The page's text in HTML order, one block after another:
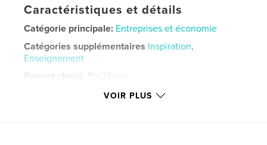
Caractéristiques et détails
Catégorie principale: Entreprises et économie
Catégories supplémentaires Inspiration,
Enseignement
Format choisi: 15×23 cm
VOIR PLUS